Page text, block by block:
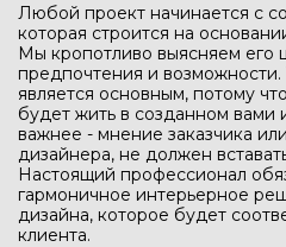
Любой проект начинается с
которая строится на
Мы кропотливо выясняем его
предпочтения и
является основным, потому
будет жить в созданном вами
важнее - мнение заказчика
дизайнера, не должен
Настоящий профессионал
гармоничное интерьерное
дизайна, которое будет
клиента.